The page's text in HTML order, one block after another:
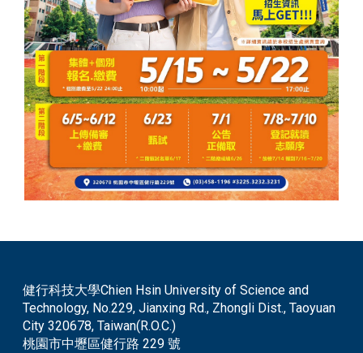
健行科技大學Chien Hsin University of Science and
Technology, No.229, Jianxing Rd., Zhongli Dist., Taoyuan
City 320678, Taiwan(R.O.C.)
桃園市中壢區健行路 229 號